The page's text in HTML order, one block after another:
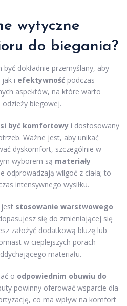
wytyczne
do biegania?
być dokładnie przemyślany, aby
jak i efektywność podczas
aspektów, na które warto
biegowej.
być komfortowy i dostosowany
Ważne jest, aby unikać
dyskomfort, szczególnie w
wyborem są materiały
odprowadzają wilgoć z ciała; to
intensywnego wysiłku.
stosowanie warstwowego
się do zmieniającej się
założyć dodatkową bluzę lub
w cieplejszych porach
materiału.
o odpowiednim obuwiu do
powinny oferować wsparcie dla
co ma wpływ na komfort